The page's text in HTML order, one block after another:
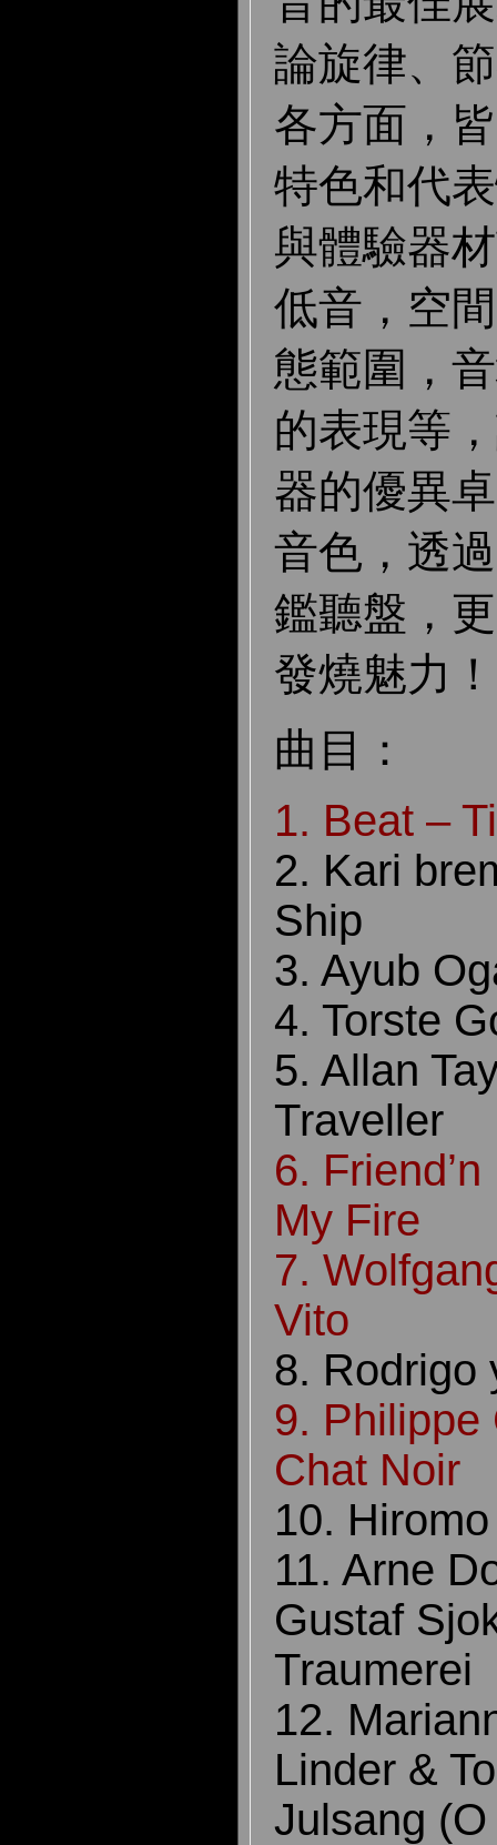
論旋律、
各方面，
特色和代
與體驗器
低音，空
態範圍，
的表現等
器的優異
音色，透
鑑聽盤，
發燒魅力！
曲目：
1. Beat –
2. Kari
Ship
3. Ayub
4. Torste
5. Allan
Traveller
6.
My Fire
7.
Vito
8. Rodrigo
9. Philippe
Chat Noir
10.
11. Arne
Gustaf
Traumerei
12.
Linder &
Julsang